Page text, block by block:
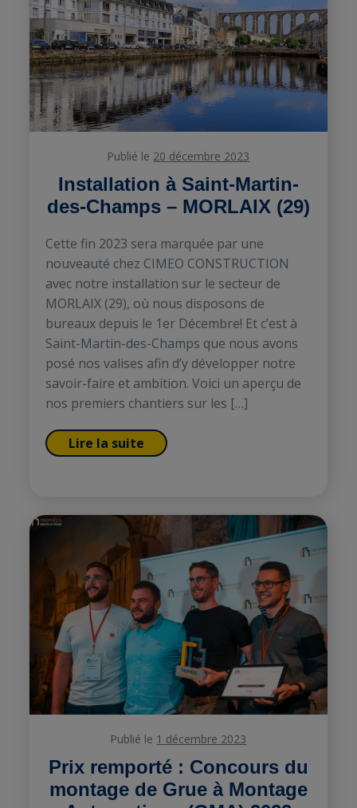
Installation à Saint-Martin-
des-Champs – MORLAIX (29)
Publié le 20 décembre 2023
Cette fin 2023 sera marquée par une
nouveauté chez CIMEO CONSTRUCTION
avec notre installation sur le secteur de
MORLAIX (29), où nous disposons de
bureaux depuis le 1er Décembre! Et c’est à
Saint-Martin-des-Champs que nous avons
posé nos valises afin d’y développer notre
savoir-faire et ambition. Voici un aperçu de
nos premiers chantiers sur les […]
Lire la suite
Prix remporté : Concours du
montage de Grue à Montage
Publié le 1 décembre 2023